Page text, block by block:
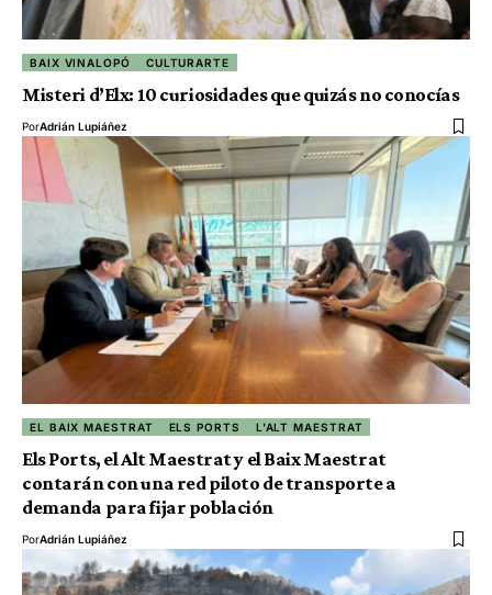
BAIX VINALOPÓ CULTURARTE
Misteri d’Elx: 10 curiosidades que quizás no conocías
PorAdrián Lupiáñez
EL BAIX MAESTRAT ELS PORTS L'ALT MAESTRAT
Els Ports, el Alt Maestrat y el Baix Maestrat
contarán con una red piloto de transporte a
demanda para fijar población
PorAdrián Lupiáñez